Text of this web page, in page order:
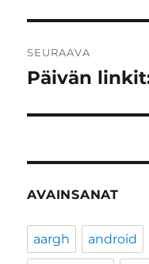
SEURAAVA
Seuraava
Päivän
AVAINSANAT
aargh android